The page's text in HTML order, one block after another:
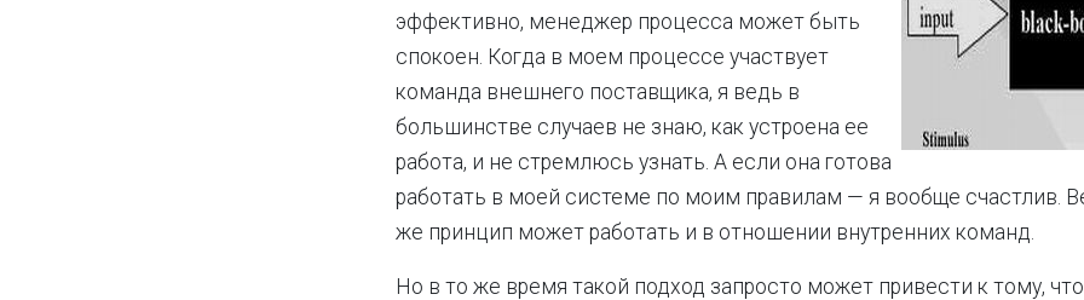
эффективно, менеджер процесса может быть
спокоен. Когда в моем процессе участвует
команда внешнего поставщика, я ведь в
большинстве случаев не знаю, как устроена ее
работа, и не стремлюсь узнать. А если она готова
работать в моей системе по моим правилам — я вообще счастлив.
же принцип может работать и в отношении внутренних команд.
Но в то же время такой подход запросто может привести к тому,